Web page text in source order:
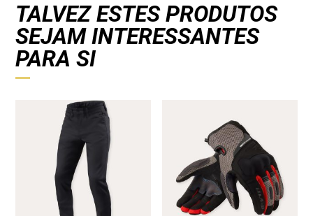
TALVEZ ESTES PRODUTOS
SEJAM INTERESSANTES
PARA SI